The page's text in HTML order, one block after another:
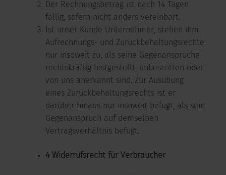
Der Rechnungsbetrag ist nach 14 Tagen
fällig, sofern nicht anders vereinbart.
Ist unser Kunde Unternehmer, stehen ihm
Aufrechnungs- und Zurückbehaltungsrechte
nur insoweit zu, als seine Gegenansprüche
rechtskräftig festgestellt, unbestritten oder
von uns anerkannt sind. Zur Ausübung
eines Zurückbehaltungsrechts ist er
darüber hinaus nur insoweit befugt, als sein
Gegenanspruch auf demselben
Vertragsverhältnis befugt.
4 Widerrufsrecht für Verbraucher